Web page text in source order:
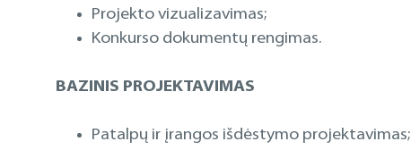
Projekto vizualizavimas;
Konkurso dokumentų rengimas.
BAZINIS PROJEKTAVIMAS
Patalpų ir įrangos išdėstymo projektavimas;